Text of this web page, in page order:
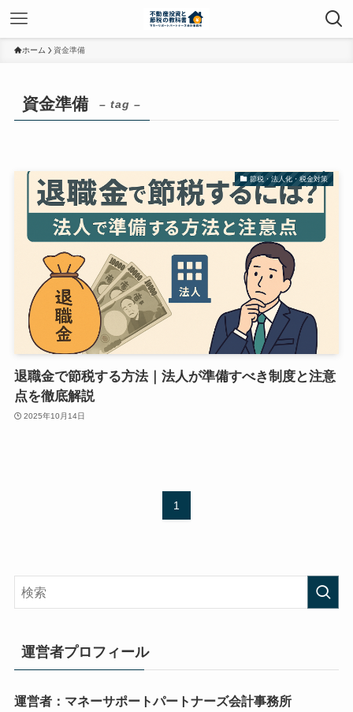
ホーム 資金準備
資金準備 – tag –
節税・法人化・税金対策
退職金で節税する方法｜法人が準備すべき制度と注意
点を徹底解説
2025年10月14日
1
運営者プロフィール
運営者：マネーサポートパートナーズ会計事務所